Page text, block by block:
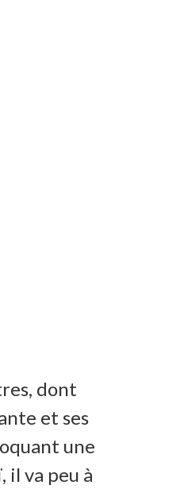
dont
et ses
une
il va peu à